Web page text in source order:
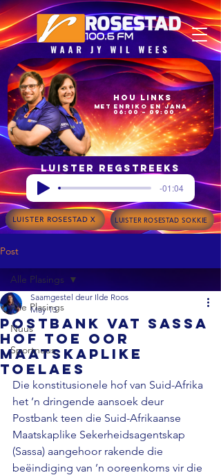
06:00 – 09:00
met Enriko en Jana
Hou Links
Luister regstreeks
-01:04
LUISTER ROSESTAD X LUISTER ROSESTAD SOKKIE
Post
Alle Plasings
Nuus
Sportnuus
Alle Plasings
Postbank vat Sassa
hof toe oor
maatskaplike
toelaes
Saamgestel deur Ilde Roos
May 13
Die konstitusionele hof van Suid-Afrika
het ’n dringende aansoek deur
Postbank teen die Suid-Afrikaanse
Maatskaplike Sekerheidsagentskap
(Sassa) aangehoor rakende die
beëindiging van ’n ooreenkoms vir die